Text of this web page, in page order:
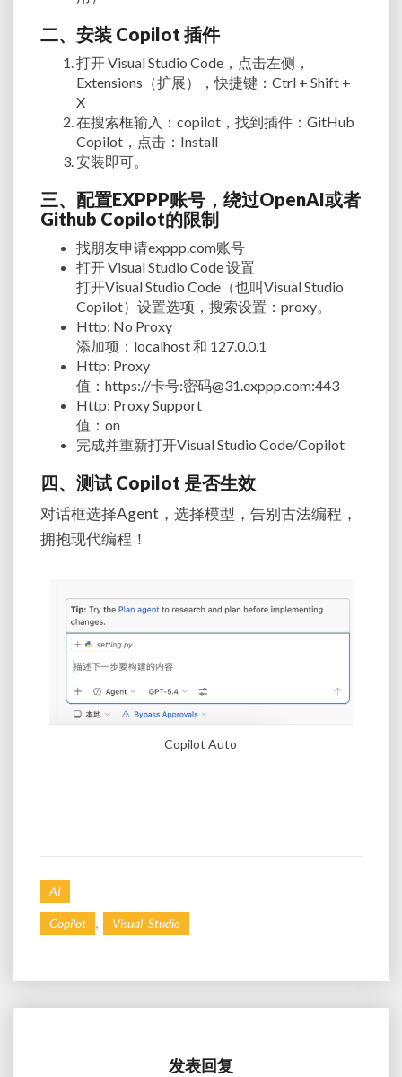
二、安装 Copilot 插件
打开 Visual Studio Code，点击左侧，
Extensions（扩展），快捷键：Ctrl + Shift +
X
在搜索框输入：copilot，找到插件：GitHub
Copilot，点击：Install
安装即可。
三、配置EXPPP账号，绕过OpenAI或者
Github Copilot的限制
找朋友申请exppp.com账号
打开 Visual Studio Code 设置
打开Visual Studio Code（也叫Visual Studio
Copilot）设置选项，搜索设置：proxy。
Http: No Proxy
添加项：localhost 和 127.0.0.1
Http: Proxy
值：https://卡号:密码@31.exppp.com:443
Http: Proxy Support
值：on
完成并重新打开Visual Studio Code/Copilot
四、测试 Copilot 是否生效
对话框选择Agent，选择模型，告别古法编程，
拥抱现代编程！
Copilot Auto
AI
Copilot , Visual Studio
发表回复